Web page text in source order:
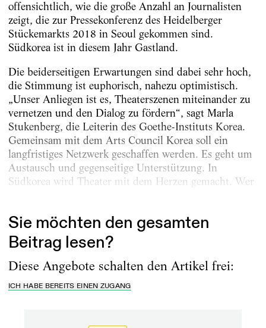
offensichtlich, wie die große Anzahl an Journalisten
zeigt, die zur Pressekonferenz des Heidelberger
Stückemarkts 2018 in Seoul gekommen sind.
Südkorea ist in diesem Jahr Gastland.
Die beiderseitigen Erwartungen sind dabei sehr hoch,
die Stimmung ist euphorisch, nahezu optimistisch.
„Unser Anliegen ist es, Theaterszenen miteinander zu
vernetzen und den Dialog zu fördern“, sagt Marla
Stukenberg, die Leiterin des Goethe-Instituts Korea.
Gemeinsam mit dem Arts Council Korea soll ein
langfristiges Netzwerk geschaffen werden. Es geht um
Austausch und gegenseitige Unterstützung. In
Südkorea wird Theater mit dem Herzen gemacht. Wer
Sie möchten den gesamten
Beitrag lesen?
Diese Angebote schalten den Artikel frei:
ICH HABE BEREITS EINEN ZUGANG